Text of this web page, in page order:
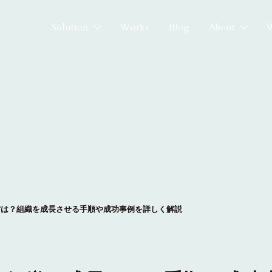
Solution Works Blog About
？組織を成長させる手順や成功事例を詳しく解説